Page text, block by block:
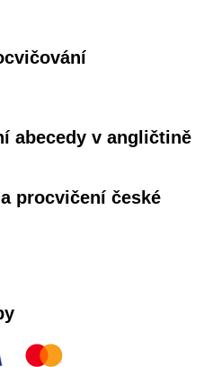
abecedy v angličtině
procvičení české